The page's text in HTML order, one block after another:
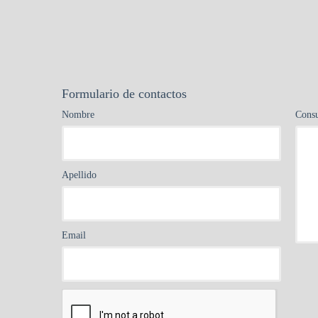
Formulario de contactos
Nombre
Apellido
Email